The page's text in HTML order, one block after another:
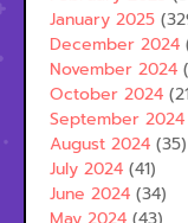
January 2025
December 2024
November 2024
October 2024
September 2024
August 2024 (35)
July 2024 (41)
June 2024 (34)